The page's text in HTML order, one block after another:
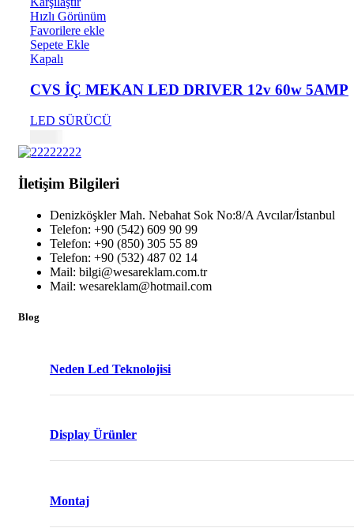
Hızlı Görünüm
Favorilere ekle
Sepete Ekle
Kapalı
CVS İÇ MEKAN LED DRIVER 12v 60w 5AMP
LED SÜRÜCÜ
İletişim Bilgileri
Denizköşkler Mah. Nebahat Sok No:8/A Avcılar/İstanbul
Telefon: +90 (542) 609 90 99
Telefon: +90 (850) 305 55 89
Telefon: +90 (532) 487 02 14
Mail: bilgi@wesareklam.com.tr
Mail: wesareklam@hotmail.com
Blog
Neden Led Teknolojisi
Display Ürünler
Montaj